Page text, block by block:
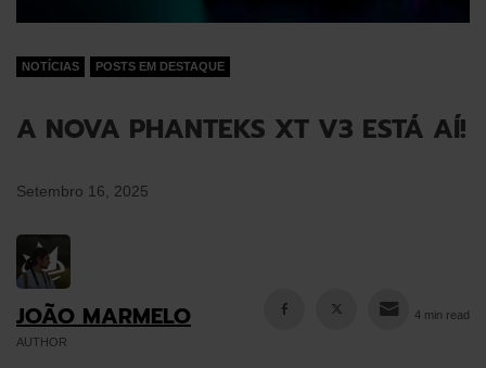
NOTÍCIAS POSTS EM DESTAQUE
A NOVA PHANTEKS XT V3 ESTÁ AÍ!
Setembro 16, 2025
JOÃO MARMELO
AUTHOR
4 min read